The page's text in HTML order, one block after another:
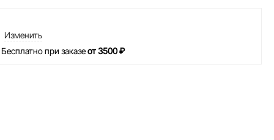
Изменить
при заказеот 3500 ₽